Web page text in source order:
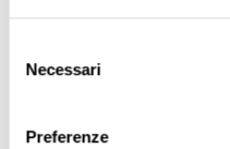
delNecessari
Preferenze
Circolari , Circolari UCI